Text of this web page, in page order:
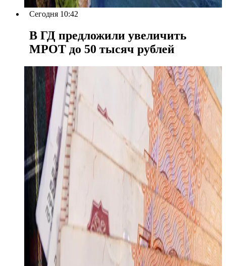
Сегодня 10:42
В ГД предложили увеличить
МРОТ до 50 тысяч рублей